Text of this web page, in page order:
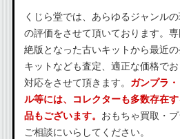
くじら堂では、あらゆるジャンル
の評価をさせて頂いております。
絶版となった古いキットから最近
キットなども査定、適正な価格で
対応をさせて頂きます。 ガンプラ
ル等には、コレクターも多数存在
品もございます。 おもちゃ買取・
ご相談にいらしてください。